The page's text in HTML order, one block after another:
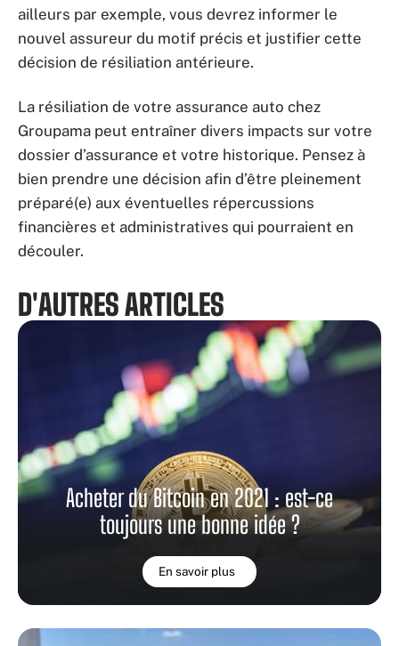
ailleurs par exemple, vous devrez informer le
nouvel assureur du motif précis et justifier cette
décision de résiliation antérieure.
La résiliation de votre assurance auto chez
Groupama peut entraîner divers impacts sur votre
dossier d’assurance et votre historique. Pensez à
bien prendre une décision afin d’être pleinement
préparé(e) aux éventuelles répercussions
financières et administratives qui pourraient en
découler.
D'AUTRES ARTICLES
Acheter du Bitcoin en 2021 : est-ce
toujours une bonne idée ?
En savoir plus